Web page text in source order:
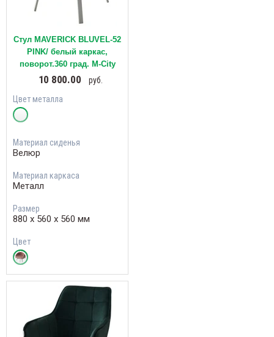
Стул MAVERICK BLUVEL-52
PINK/ белый каркас,
поворот.360 град. М-City
10 800.00
руб.
Цвет металла
Материал сиденья
Велюр
Материал каркаса
Металл
Размер
880 х 560 х 560 мм
Цвет